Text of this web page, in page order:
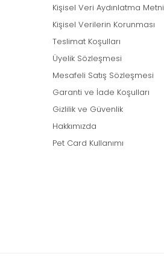
Kişisel Veri Aydınlatma Metni
Kişisel Verilerin Korunması
Teslimat Koşulları
Üyelik Sözleşmesi
Mesafeli Satış Sözleşmesi
Garanti ve İade Koşulları
Gizlilik ve Güvenlik
Hakkımızda
Pet Card Kullanımı